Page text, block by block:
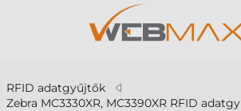
RFID adatgyűjtők
Zebra MC3330XR, MC3390XR RFID